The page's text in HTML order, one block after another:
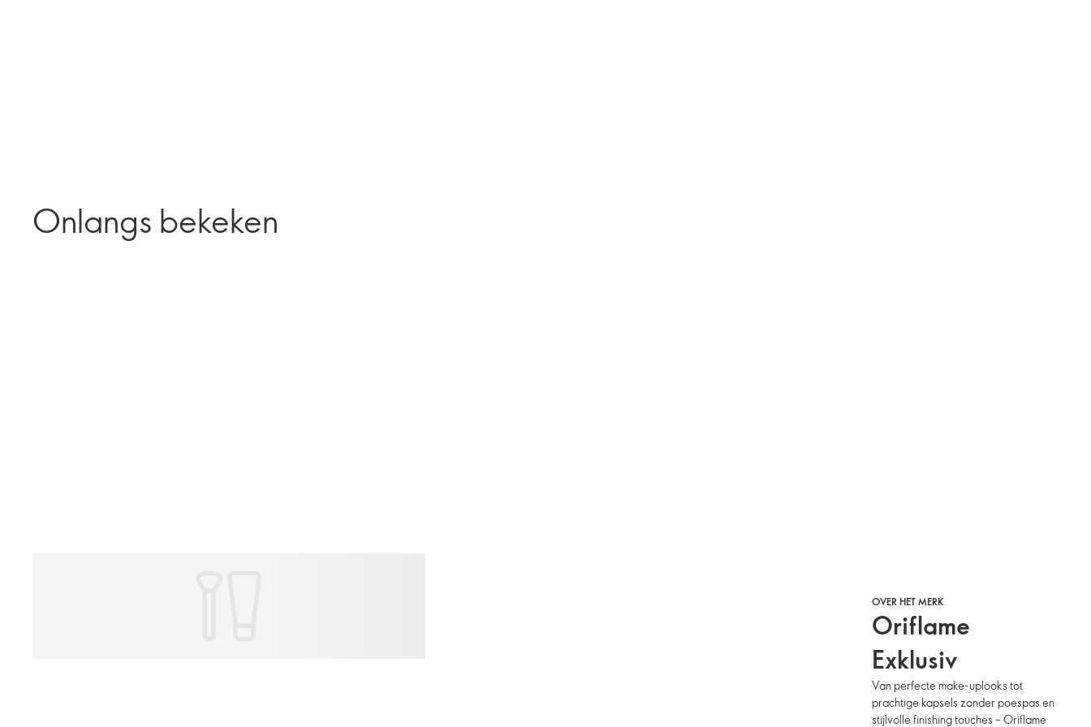
Onlangs bekeken
OVER HET MERK
Oriflame
Exklusiv
Van perfecte make-uplooks tot
prachtige kapsels zonder poespas en
stijlvolle finishing touches – Oriflame